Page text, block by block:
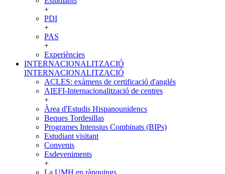
+
PDI
+
PAS
+
Experiències
INTERNACIONALITZACIÓ
INTERNACIONALITZACIÓ
ACLES: exàmens de certificació d'anglés
AIEFI-Internacionalització de centres
+
Àrea d'Estudis Hispanounidencs
Beques Tordesillas
Programes Intensius Combinats (BIPs)
Estudiant visitant
Convenis
Esdeveniments
+
La UMH en rànquings